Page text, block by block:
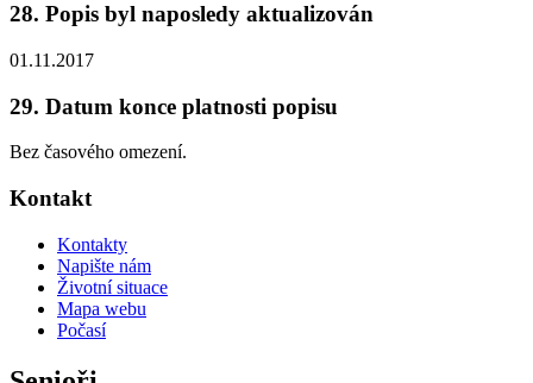
28. Popis byl naposledy aktualizován
01.11.2017
29. Datum konce platnosti popisu
Bez časového omezení.
Kontakt
Kontakty
Napište nám
Životní situace
Mapa webu
Počasí